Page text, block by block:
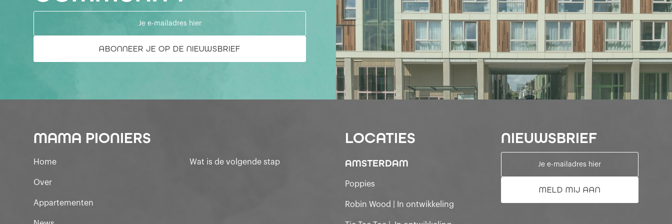
MAMA PIONIERS
Home
Over
Appartementen
Wat is de volgende stap
LOCATIES
AMSTERDAM
Poppies
Robin Wood | In ontwikkeling
NIEUWSBRIEF